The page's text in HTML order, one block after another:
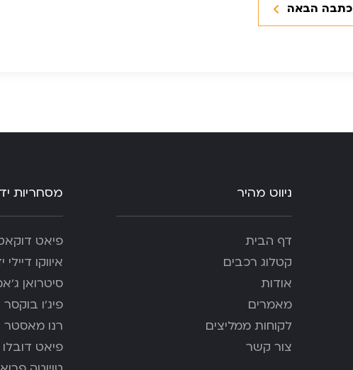
כתבה הבאה
ניווט מהיר
דף הבית
קטלוג רכבים
אודות
מאמרים
לקוחות ממליצים
צור קשר
מסחריות יד 2
פיאט
איווקו דיילי
סיטרואן
פיג'ו בוקסר
רנו מאסטר
פיאט דובלו